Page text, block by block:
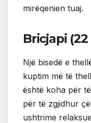
mirëqenien tuaj.
Bricjapi
Një bisedë e
kuptim më të
është koha për
për të zgjidhur
ushtrime